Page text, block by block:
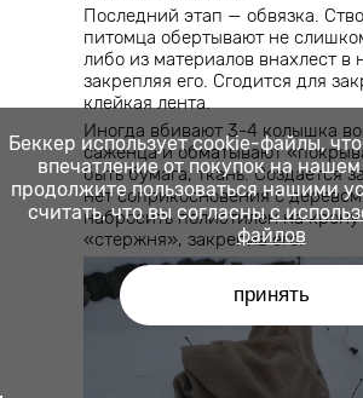
Последний этап — обвязка.
питомца обертывают не
либо из материалов внахлест в
закрепляя его. Сгодится для
клейкая лента.
Иногда вбивают 3-4 колышка
саженца и обматывают
быть бумага, ткань. Создается
нет соприкосновения с
набросить полиэтилен на
«стержня», закрепив его.
Беккер использует cookie-файлы,
впечатление от покупок на
продолжите пользоваться нашими
считать, что вы согласны с
файлов
принять